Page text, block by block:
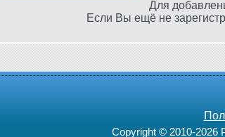
Для
Если Вы ещё не
Copyright © 2010-